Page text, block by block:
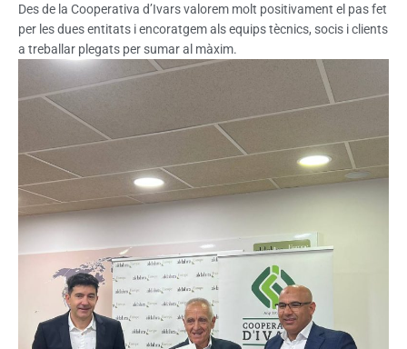
Des de la Cooperativa d’Ivars valorem molt positivament el pas fet
per les dues entitats i encoratgem als equips tècnics, socis i clients
a treballar plegats per sumar al màxim.